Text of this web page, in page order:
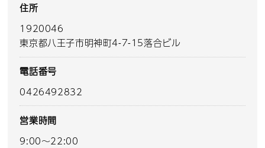
住所
1920046
東京都八王子市明神町4-7-15落合ビル
電話番号
0426492832
営業時間
9:00～22:00